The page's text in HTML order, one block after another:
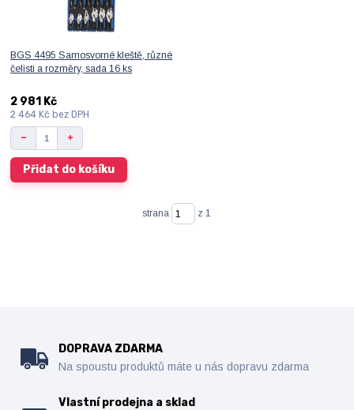
BGS 4495 Samosvorné kleště, různé
čelisti a rozměry, sada 16 ks
2 981 Kč
2 464 Kčbez DPH
Přidat do košíku
strana z 1
DOPRAVA ZDARMA
Na spoustu produktů máte u nás dopravu zdarma
Vlastní prodejna a sklad